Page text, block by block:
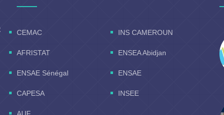
CEMAC INS CAMEROUN
AFRISTAT ENSEA Abidjan
ENSAE Sénégal ENSAE
CAPESA INSEE